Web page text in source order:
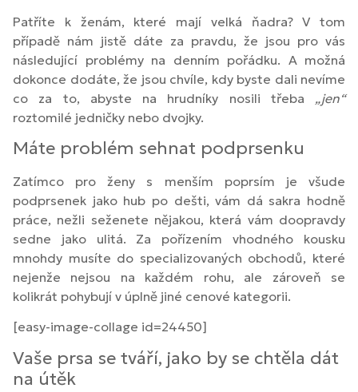
Patříte k ženám, které mají velká ňadra? V tom
případě nám jistě dáte za pravdu, že jsou pro vás
následující problémy na denním pořádku. A možná
dokonce dodáte, že jsou chvíle, kdy byste dali nevíme
co za to, abyste na hrudníky nosili třeba „jen“
roztomilé jedničky nebo dvojky.
Máte problém sehnat podprsenku
Zatímco pro ženy s menším poprsím je všude
podprsenek jako hub po dešti, vám dá sakra hodně
práce, nežli seženete nějakou, která vám doopravdy
sedne jako ulitá. Za pořízením vhodného kousku
mnohdy musíte do specializovaných obchodů, které
nejenže nejsou na každém rohu, ale zároveň se
kolikrát pohybují v úplně jiné cenové kategorii.
[easy-image-collage id=24450]
Vaše prsa se tváří, jako by se chtěla dát
na útěk